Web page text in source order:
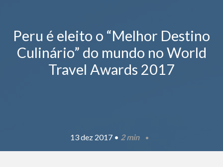
Peru é eleito o “Melhor Destino
Culinário” do mundo no World
Travel Awards 2017
13 dez 2017 • 2 min